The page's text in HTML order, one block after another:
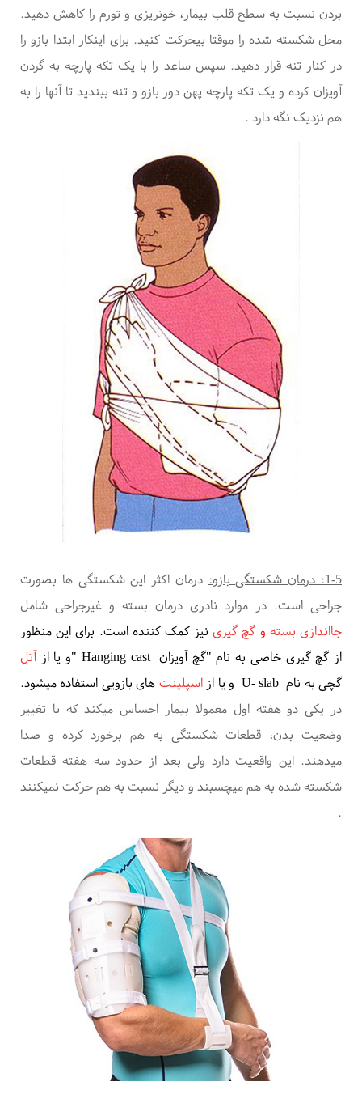
بردن نسبت به سطح قلب بیمار، خونریزی و تورم را کاهش دهید.
محل شکسته شده را موقتا بیحرکت کنید. برای اینکار ابتدا بازو را
در کنار تنه قرار دهید. سپس ساعد را با یک تکه پارچه به گردن
آویزان کرده و یک تکه پارچه پهن دور بازو و تنه ببندید تا آنها را به
هم نزدیک نگه دارد .
1-5: درمان شکستگی بازو:
درمان اکثر این شکستگی ها بصورت
جراحی است. در موارد نادری درمان بسته و غیرجراحی شامل
جااندازی بسته و گچ گیری نیز کمک کننده است. برای این منظور
از گچ گیری خاصی به نام "گچ آویزان " Hanging castو یا از آتل
گچی به نام U- slab و یا ازاسپلینت های بازویی استفاده میشود.
در یکی دو هفته اول معمولا بیمار احساس میکند که با تغییر
وضعیت بدن، قطعات شکستگی به هم برخورد کرده و صدا
میدهند. این واقعیت دارد ولی بعد از حدود سه هفته قطعات
شکسته شده به هم میچسبند و دیگر نسبت به هم حرکت نمیکنند
.